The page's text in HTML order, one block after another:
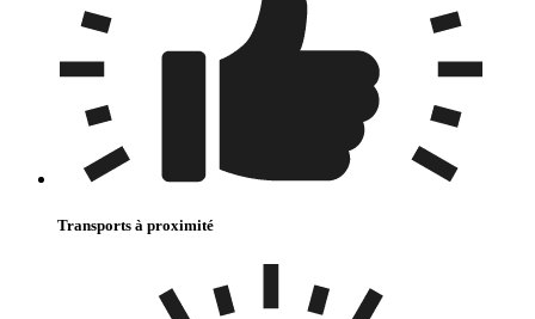
Transports à proximité